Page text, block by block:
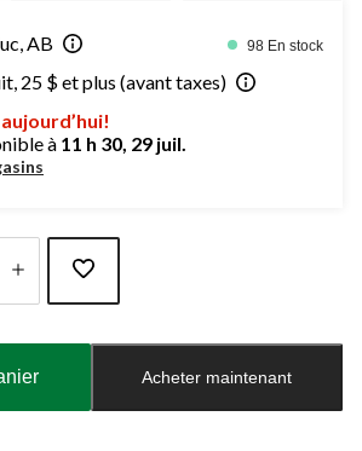
AB 98 En stock
25 $ et plus (avant taxes)
à 11 h 30, 29 juil.
Acheter maintenant